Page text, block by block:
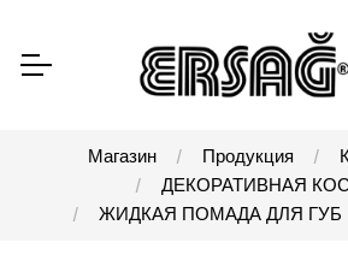
Магазин Продукция
ДЕКОРАТИВНАЯ
ЖИДКАЯ ПОМАДА ДЛЯ ГУБ